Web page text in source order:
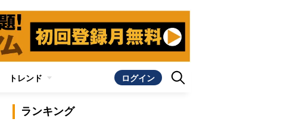
トレンド ログイン
ランキング